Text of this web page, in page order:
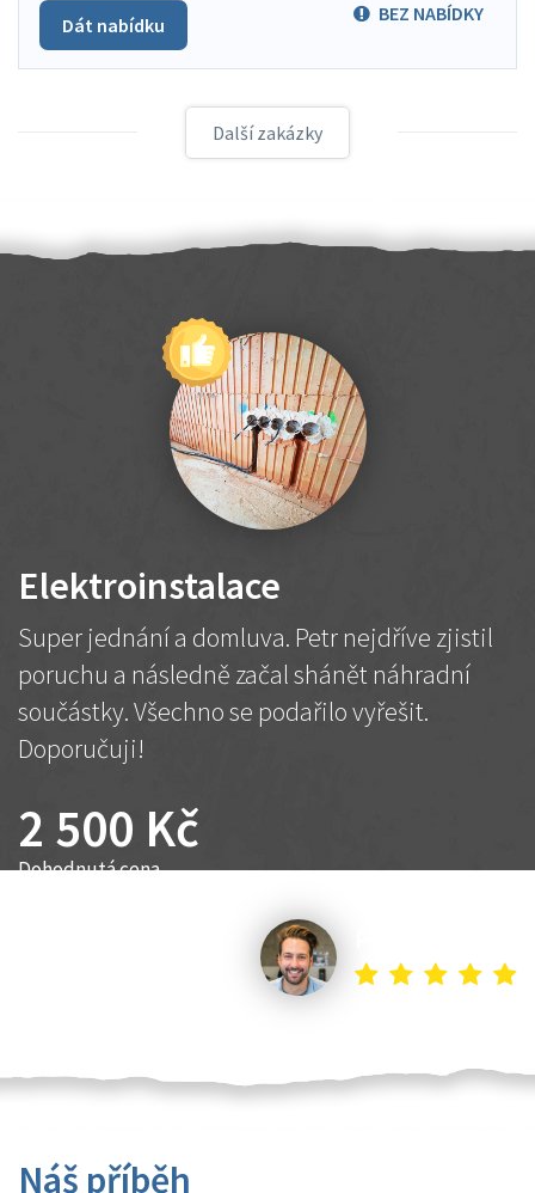
BEZ NABÍDKY
Dát nabídku
Další zakázky
Elektroinstalace
Super jednání a domluva. Petr nejdříve zjistil
poruchu a následně začal shánět náhradní
součástky. Všechno se podařilo vyřešit.
Doporučuji!
2 500 Kč
Dohodnutá cena
Náš příběh